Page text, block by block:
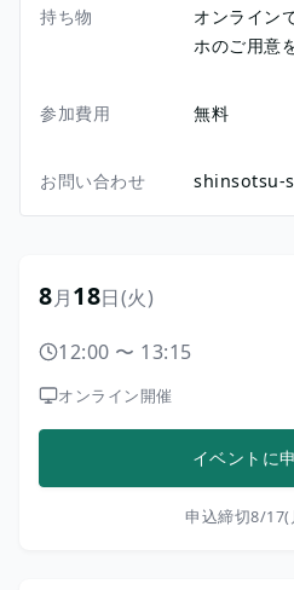
持ち物
オンライン
ホのご用意
参加費用 無料
お問い合わせ shinsotsu-
8月18日(火)
12:00 〜 13:15
オンライン開催
イベントに
申込締切8/17(